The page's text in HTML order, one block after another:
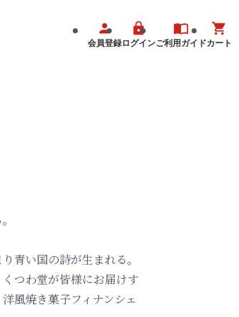
会員登録ログインご利用ガイドカート
青い国の詩が生まれる。
つわ堂が皆様にお届けす
風焼き菓子フィナンシェ